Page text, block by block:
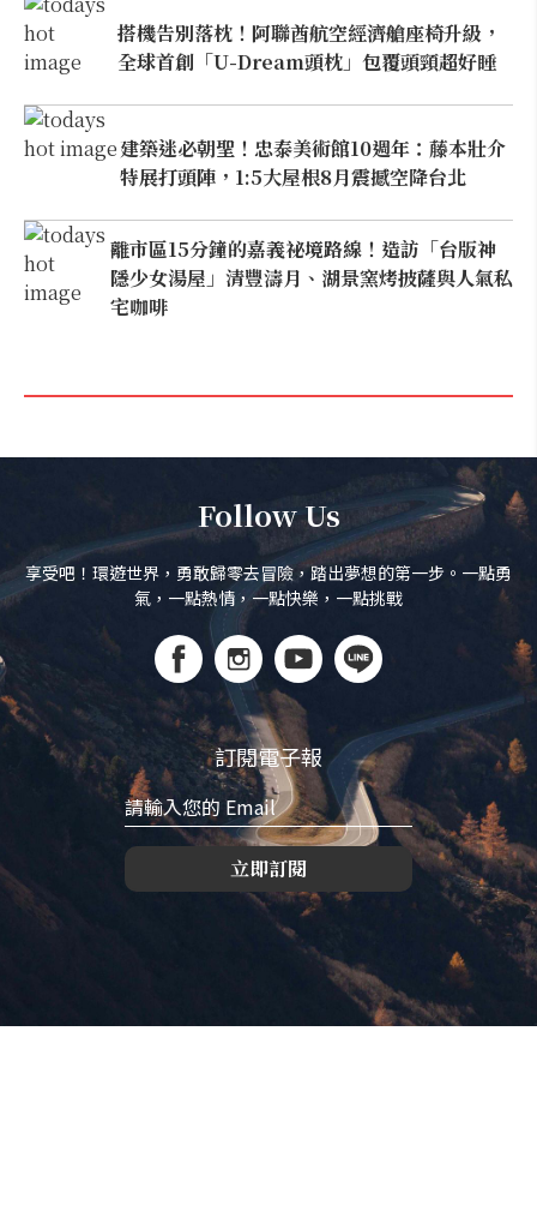
搭機告別落枕！阿聯酋航空經濟艙座椅升級，
全球首創「U-Dream頭枕」包覆頭頸超好睡
建築迷必朝聖！忠泰美術館10週年：藤本壯介
特展打頭陣，1:5大屋根8月震撼空降台北
離市區15分鐘的嘉義祕境路線！造訪「台版神
隱少女湯屋」清豐濤月、湖景窯烤披薩與人氣私
宅咖啡
Follow Us
享受吧！環遊世界，勇敢歸零去冒險，踏出夢想的第一步。一點勇
氣，一點熱情，一點快樂，一點挑戰
訂閱電子報
立即訂閱